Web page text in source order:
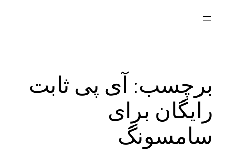
برچسب:آی پی ثابت
رایگان برای
سامسونگ